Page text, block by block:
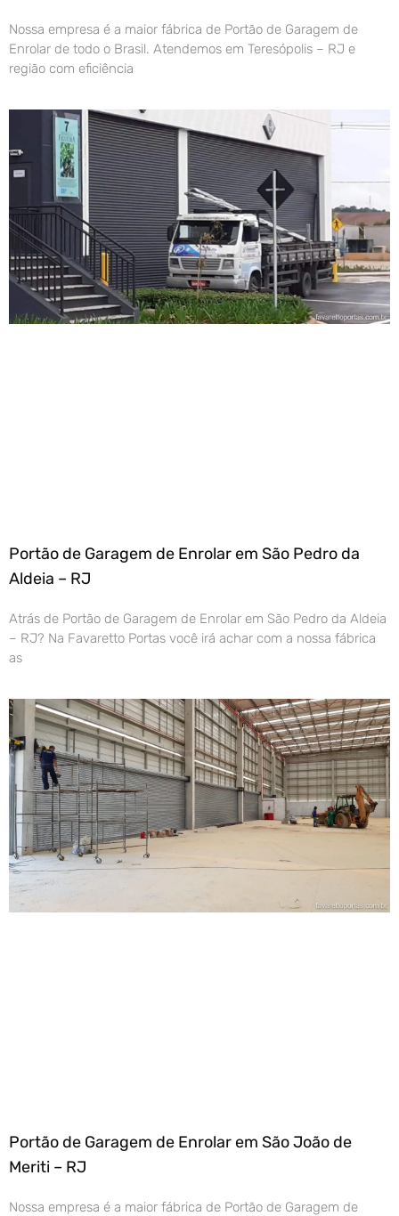
Nossa empresa é a maior fábrica de Portão de Garagem de
Enrolar de todo o Brasil. Atendemos em Teresópolis – RJ e
região com eficiência
Portão de Garagem de Enrolar em São Pedro da
Aldeia – RJ
Atrás de Portão de Garagem de Enrolar em São Pedro da Aldeia
– RJ? Na Favaretto Portas você irá achar com a nossa fábrica
as
Portão de Garagem de Enrolar em São João de
Meriti – RJ
Nossa empresa é a maior fábrica de Portão de Garagem de